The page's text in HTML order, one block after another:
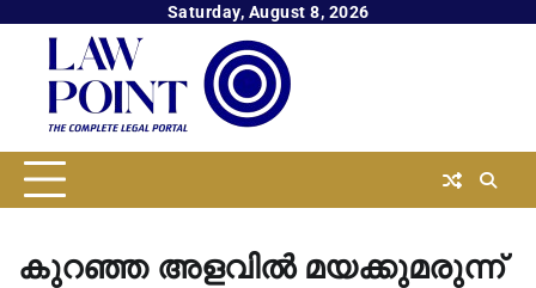
content
Saturday, August 8, 2026
കുറഞ്ഞ അളവിൽ മയക്കുമരുന്ന്